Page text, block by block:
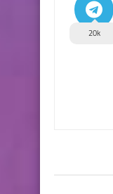
20k